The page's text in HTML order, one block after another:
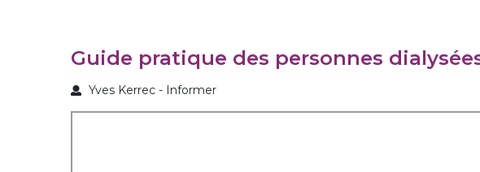
guide pratique des personnes
Yves Kerrec - Informer